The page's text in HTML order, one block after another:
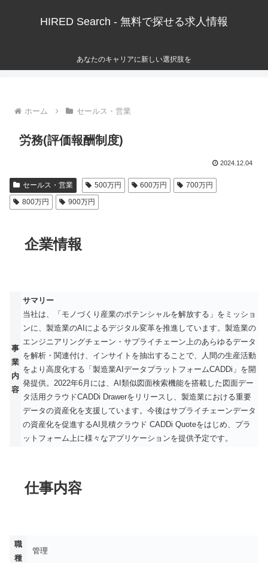
HIRED Search - 無料で探せる求人情報
あなたのキャリアに新しい選択肢を
ホーム セールス・営業
労務(評価報酬制度)
2024.12.04
セールス・営業 500万円 600万円
700万円
800万円
900万円
企業情報
事
業
内
容
サマリー
当社は、「モノづくり産業のポテンシャルを解放する」をミッショ
ンに、製造業のAIによるデジタル変革を推進しています。製造業の
エンジニアリングチェーン・サプライチェーン上のあらゆるデータ
を解析・関連付け、インサイトを抽出することで、人間の生産活動
をより高度化する「製造業AIデータプラットフォームCADDi」を開
発提供。2022年6月には、AI類似図面検索機能を搭載した図面デー
タ活用クラウドCADDi Drawerをリリースし、製造業における重要
データの資産化を支援しています。今後はサプライチェーンデータ
の資産化を促進するAI見積クラウド CADDi Quoteをはじめ、プラ
ットフォーム上に様々なアプリケーションを提供予定です。
仕事内容
職
種
管理